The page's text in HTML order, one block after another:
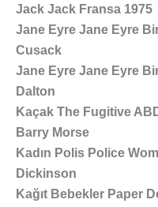
Jack Jack Fransa 1975
Jane Eyre Jane Eyre
Cusack
Jane Eyre Jane Eyre
Dalton
Kaçak The Fugitive
Barry Morse
Kadın Polis Police
Dickinson
Kağıt Bebekler Paper